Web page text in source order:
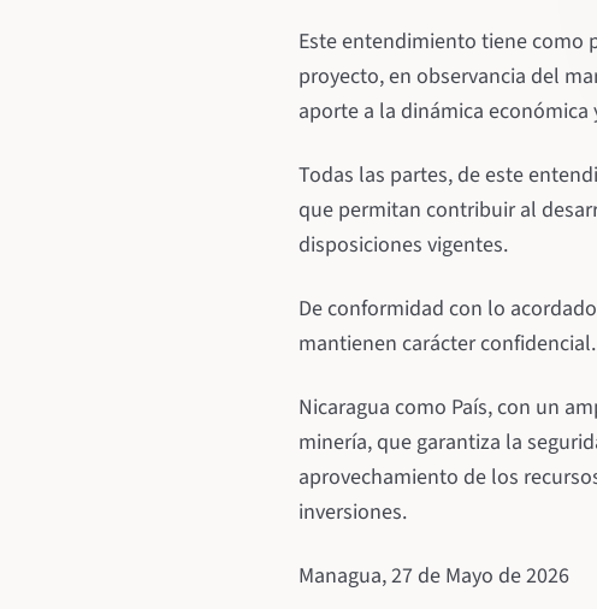
Este entendimiento tiene como
proyecto, en observancia del
aporte a la dinámica
Todas las partes, de este
que permitan contribuir al
disposiciones vigentes.
De conformidad con lo
mantienen carácter confidencial.
Nicaragua como País, con un
minería, que garantiza la
aprovechamiento de los
inversiones.
Managua, 27 de Mayo de 2026